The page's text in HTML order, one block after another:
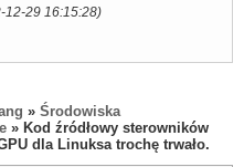
12-29 16:15:28)
» Środowiska
» Kod źródłowy sterowników
dla Linuksa trochę trwało.